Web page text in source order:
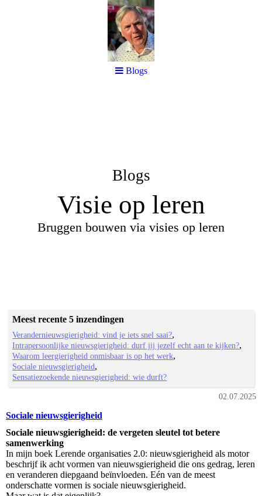
Blogs
Visie op leren
Bruggen bouwen via visies op leren
Meest recente 5 inzendingen
Verandernieuwsgierigheid: vind je iets snel saai?
Intrapersoonlijke nieuwsgierigheid: durf jij jezelf echt aan te kijken?
Waarom leergierigheid onmisbaar is op het werk
Sociale nieuwsgierigheid
Sensatiezoekende nieuwsgierigheid: wie durft?
02.07.2025
Sociale nieuwsgierigheid
Sociale nieuwsgierigheid: de vergeten sleutel tot betere
samenwerking
In mijn boek Lerende organisaties 2.0: nieuwsgierigheid als motor
beschrijf ik acht vormen van nieuwsgierigheid die ons gedrag, leren
en veranderen diepgaand beïnvloeden. Eén van de meest
onderschatte vormen is sociale nieuwsgierigheid.
Blogs